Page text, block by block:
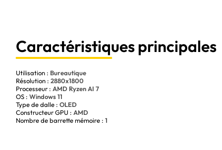
Caractéristiques principales
Utilisation : Bureautique
Résolution : 2880x1800
Processeur : AMD Ryzen AI 7
OS : Windows 11
Type de dalle : OLED
Constructeur GPU : AMD
Nombre de barrette mémoire : 1